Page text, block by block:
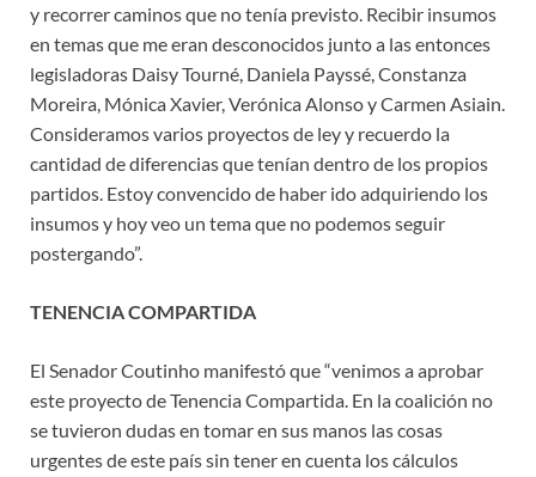
y recorrer caminos que no tenía previsto. Recibir insumos
en temas que me eran desconocidos junto a las entonces
legisladoras Daisy Tourné, Daniela Payssé, Constanza
Moreira, Mónica Xavier, Verónica Alonso y Carmen Asiain.
Consideramos varios proyectos de ley y recuerdo la
cantidad de diferencias que tenían dentro de los propios
partidos. Estoy convencido de haber ido adquiriendo los
insumos y hoy veo un tema que no podemos seguir
postergando”.
TENENCIA COMPARTIDA
El Senador Coutinho manifestó que “venimos a aprobar
este proyecto de Tenencia Compartida. En la coalición no
se tuvieron dudas en tomar en sus manos las cosas
urgentes de este país sin tener en cuenta los cálculos